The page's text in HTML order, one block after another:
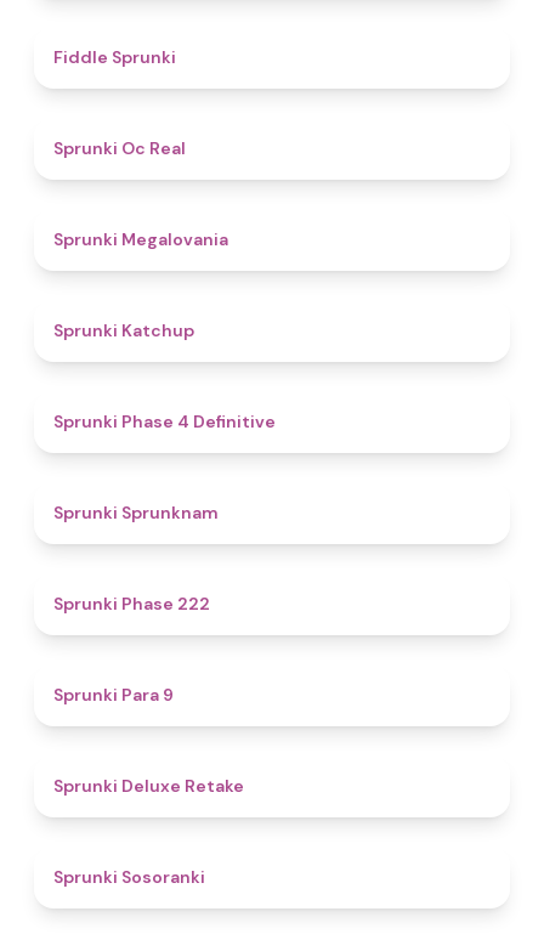
Fiddle Sprunki
Sprunki Oc Real
Sprunki Megalovania
Sprunki Katchup
Sprunki Phase 4 Definitive
Sprunki Sprunknam
Sprunki Phase 222
Sprunki Para 9
Sprunki Deluxe Retake
Sprunki Sosoranki